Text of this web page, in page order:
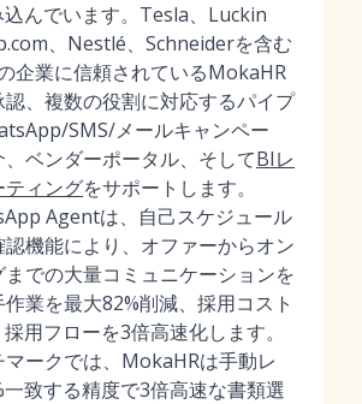
んでいます。Tesla、Luckin
、Nestlé、Schneiderを含む
企業に信頼されているMokaHR
、複数の役割に対応するパイプ
SMS/メールキャンペー
ベンダーポータル、そしてBIレ
ティングをサポートします。
Agentは、自己スケジュール
機能により、オファーからオン
での大量コミュニケーションを
業を最大82%削減、採用コスト
用フローを3倍高速化します。
ークでは、MokaHRは手動レ
一致する精度で3倍高速な書類選